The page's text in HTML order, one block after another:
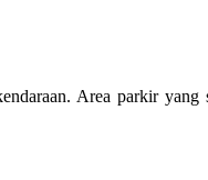
Area parkir